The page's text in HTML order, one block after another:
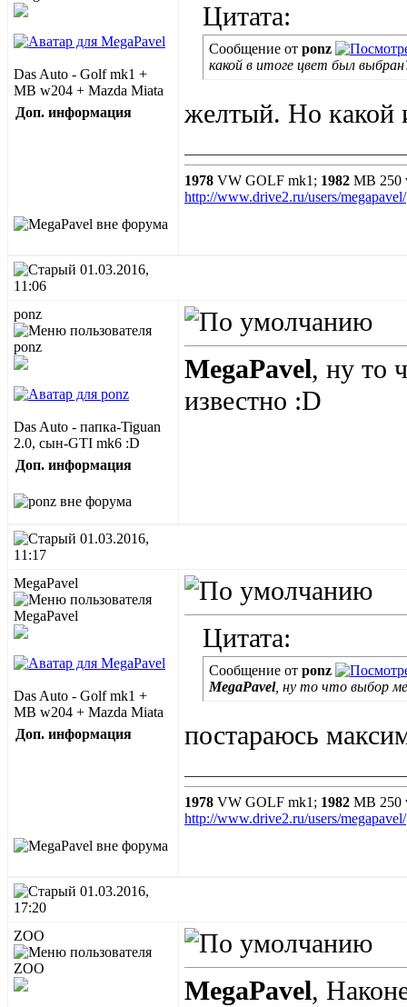
Das Auto - Golf mk1 +
MB w204 + Mazda Miata
Доп. информация
Цитата:
Сообщение от ponz
какой в итоге цвет был
желтый. Но какой
1978 VW GOLF mk1; 1982 MB 250
http://www.drive2.ru/users/megapavel/
01.03.2016,
11:06
ponz
Das Auto - папка-Tiguan
2.0, сын-GTI mk6 :D
Доп. информация
MegaPavel, ну то
известно :D
01.03.2016,
11:17
MegaPavel
Das Auto - Golf mk1 +
MB w204 + Mazda Miata
Доп. информация
Цитата:
Сообщение от ponz
MegaPavel, ну то что выбор
постараюсь
1978 VW GOLF mk1; 1982 MB 250
http://www.drive2.ru/users/megapavel/
01.03.2016,
17:20
ZOO
MegaPavel,